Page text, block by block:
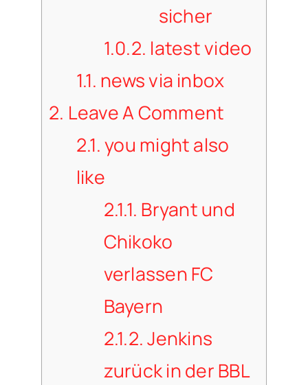
sicher
1.0.2. latest video
1.1. news via inbox
2. Leave A Comment
2.1.you might also
like
2.1.1. Bryant und
Chikoko
verlassen FC
Bayern
2.1.2.Jenkins
zurück in der BBL